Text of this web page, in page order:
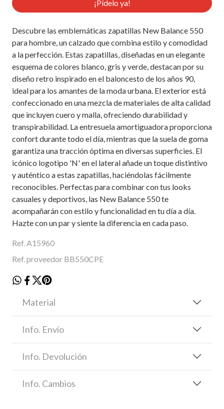
¡Pídelo ya!
Descubre las emblemáticas zapatillas New Balance 550
para hombre, un calzado que combina estilo y comodidad
a la perfección. Estas zapatillas, diseñadas en un elegante
esquema de colores blanco, gris y verde, destacan por su
diseño retro inspirado en el baloncesto de los años 90,
ideal para los amantes de la moda urbana. El exterior está
confeccionado en una mezcla de materiales de alta calidad
que incluyen cuero y malla, ofreciendo durabilidad y
transpirabilidad. La entresuela amortiguadora proporciona
confort durante todo el día, mientras que la suela de goma
garantiza una tracción óptima en diversas superficies. El
icónico logotipo 'N' en el lateral añade un toque distintivo
y auténtico a estas zapatillas, haciéndolas fácilmente
reconocibles. Perfectas para combinar con tus looks
casuales y deportivos, las New Balance 550 te
acompañarán con estilo y funcionalidad en tu día a día.
Hazte con un par y siente la diferencia en cada paso.
Ref. A15960
Ref. proveedor BB550CPE
Material
Info. Envío
Info. Devolución
Info. Cambios